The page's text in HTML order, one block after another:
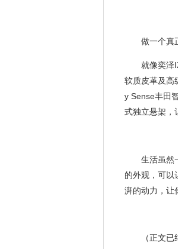
做一个真
就像奕泽
软质皮革及高
y Sense丰田
式独立悬架，
生活虽然
的外观，可以
湃的动力，让
（正文已